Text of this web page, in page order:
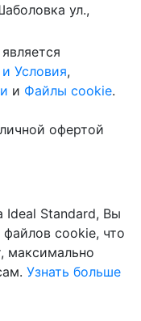
ул.,
Условия,
и Файлы cookie.
офертой
Ideal Standard, Вы
файлов cookie, что
максимально
Узнать больше